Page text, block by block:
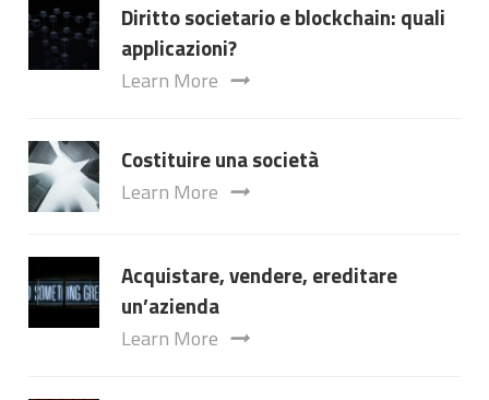
Diritto societario e blockchain: quali
applicazioni?
Learn More
Costituire una società
Learn More
Acquistare, vendere, ereditare
un’azienda
Learn More